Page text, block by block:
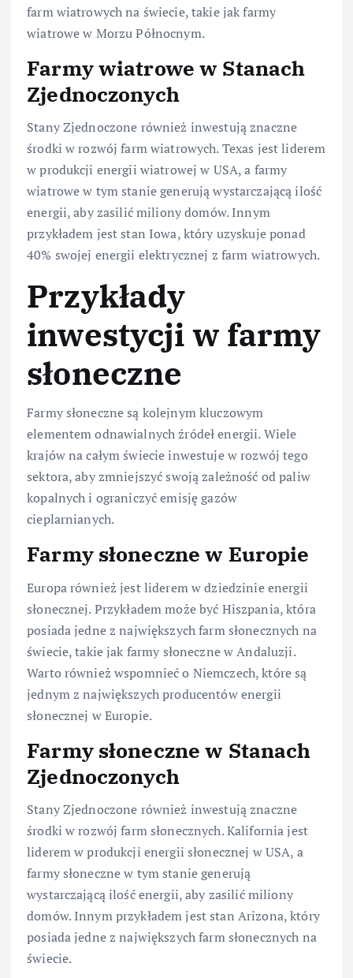
farm wiatrowych na świecie, takie jak farmy
wiatrowe w Morzu Północnym.
Farmy wiatrowe w Stanach
Zjednoczonych
Stany Zjednoczone również inwestują znaczne
środki w rozwój farm wiatrowych. Texas jest liderem
w produkcji energii wiatrowej w USA, a farmy
wiatrowe w tym stanie generują wystarczającą ilość
energii, aby zasilić miliony domów. Innym
przykładem jest stan Iowa, który uzyskuje ponad
40% swojej energii elektrycznej z farm wiatrowych.
Przykłady
inwestycji w farmy
słoneczne
Farmy słoneczne są kolejnym kluczowym
elementem odnawialnych źródeł energii. Wiele
krajów na całym świecie inwestuje w rozwój tego
sektora, aby zmniejszyć swoją zależność od paliw
kopalnych i ograniczyć emisję gazów
cieplarnianych.
Farmy słoneczne w Europie
Europa również jest liderem w dziedzinie energii
słonecznej. Przykładem może być Hiszpania, która
posiada jedne z największych farm słonecznych na
świecie, takie jak farmy słoneczne w Andaluzji.
Warto również wspomnieć o Niemczech, które są
jednym z największych producentów energii
słonecznej w Europie.
Farmy słoneczne w Stanach
Zjednoczonych
Stany Zjednoczone również inwestują znaczne
środki w rozwój farm słonecznych. Kalifornia jest
liderem w produkcji energii słonecznej w USA, a
farmy słoneczne w tym stanie generują
wystarczającą ilość energii, aby zasilić miliony
domów. Innym przykładem jest stan Arizona, który
posiada jedne z największych farm słonecznych na
świecie.